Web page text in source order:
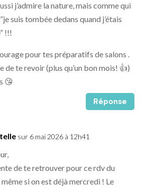
j’admire la nature, mais comme qui
suis tombée dedans quand j’étais
!!!
pour tes préparatifs de salons .
de te revoir (plus qu’un bon mois! 👍)
😘
Réponse
sur 6 mai 2026 à 12h41
de te retrouver pour ce rdv du
si on est déjà mercredi ! Le